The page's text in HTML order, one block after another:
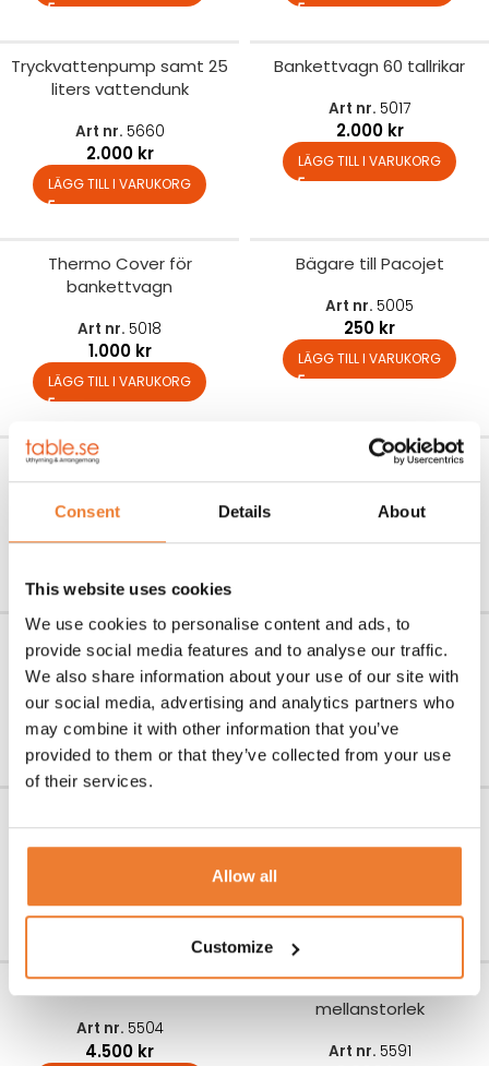
Consent Details About
This website uses cookies
We use cookies to personalise content and ads, to
provide social media features and to analyse our traffic.
We also share information about your use of our site with
our social media, advertising and analytics partners who
may combine it with other information that you’ve
provided to them or that they’ve collected from your use
of their services.
Allow all
Customize
Tryckvattenpump samt 25
liters vattendunk
Art nr. 5660
2.000 kr
LÄGG TILL I VARUKORG
Bankettvagn 60 tallrikar
Art nr. 5017
2.000 kr
LÄGG TILL I VARUKORG
Thermo Cover för
bankettvagn
Art nr. 5018
1.000 kr
LÄGG TILL I VARUKORG
Bägare till Pacojet
Art nr. 5005
250 kr
LÄGG TILL I VARUKORG
Pacojet
Art nr.
3.500
Brûléebrännare
5003
kr
Klämgrill
Art nr.5002
850kr
LÄGG TILL I VARUKORG
Våffeljärn dubbelt
Art nr.5001
450kr
LÄGG TILL I VARUKORG
Art nr.9121
LÄGG TILL I VARUKORG
Art nr.5621
LÄGG TILL I VARUKORG
Chill blaster
Art nr. 5504
4.500 kr
Ismaskin modell
mellanstorlek
Art nr. 5591